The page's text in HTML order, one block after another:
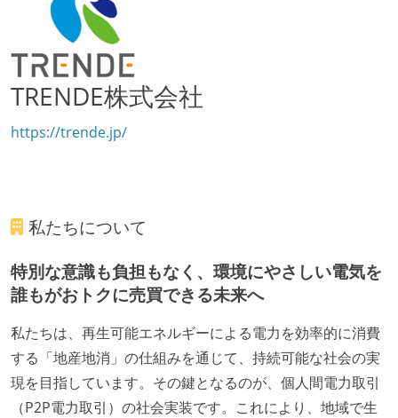
TRENDE株式会社
https://trende.jp/
私たちについて
特別な意識も負担もなく、環境にやさしい電気を
誰もがおトクに売買できる未来へ
私たちは、再生可能エネルギーによる電力を効率的に消費
する「地産地消」の仕組みを通じて、持続可能な社会の実
現を目指しています。その鍵となるのが、個人間電力取引
（P2P電力取引）の社会実装です。これにより、地域で生